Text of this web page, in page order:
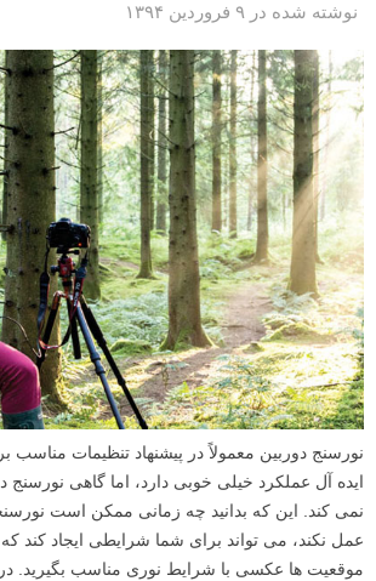
نوشته شده در ۹ فروردین ۱۳۹۴
نورسنج دوربین معمولاً در پیشنهاد تنظیمات مناسب
ایده آل عملکرد خیلی خوبی دارد، اما گاهی
نمی کند. این که بدانید چه زمانی ممکن است
عمل نکند، می تواند برای شما شرایطی ایجاد کند که
موقعیت ها عکسی با شرایط نوری مناسب بگیرید.